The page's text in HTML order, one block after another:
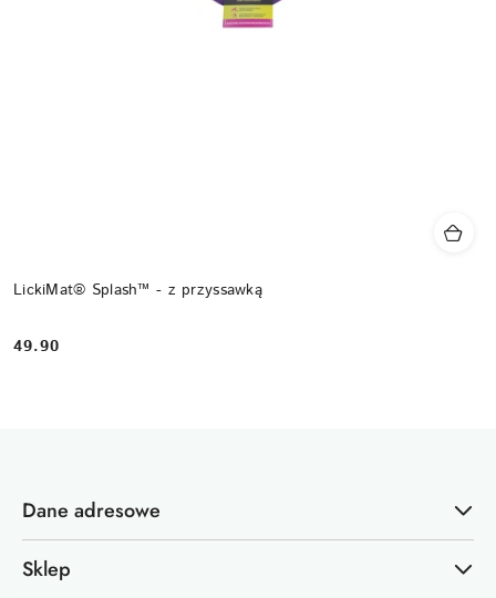
LickiMat® Splash™ - z przyssawką
Cena:
49.90
Dane adresowe
Sklep